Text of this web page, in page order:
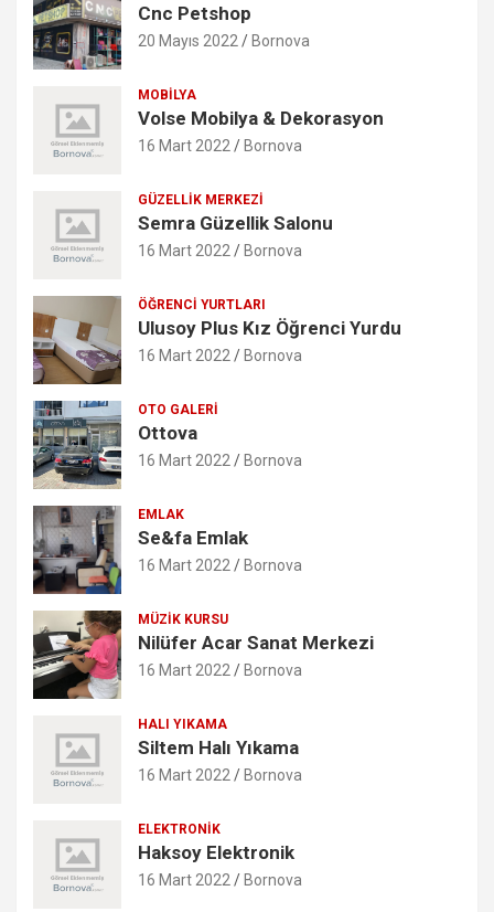
Cnc Petshop
20 Mayıs 2022 Bornova
MOBILYA
Volse Mobilya & Dekorasyon
16 Mart 2022 Bornova
GÜZELLIK MERKEZI
Semra Güzellik Salonu
16 Mart 2022 Bornova
ÖĞRENCI YURTLARI
Ulusoy Plus Kız Öğrenci Yurdu
16 Mart 2022 Bornova
OTO GALERI
Ottova
16 Mart 2022 Bornova
EMLAK
Se&fa Emlak
16 Mart 2022 Bornova
MÜZIK KURSU
Nilüfer Acar Sanat Merkezi
16 Mart 2022 Bornova
HALI YIKAMA
Siltem Halı Yıkama
16 Mart 2022 Bornova
ELEKTRONIK
Haksoy Elektronik
16 Mart 2022 Bornova